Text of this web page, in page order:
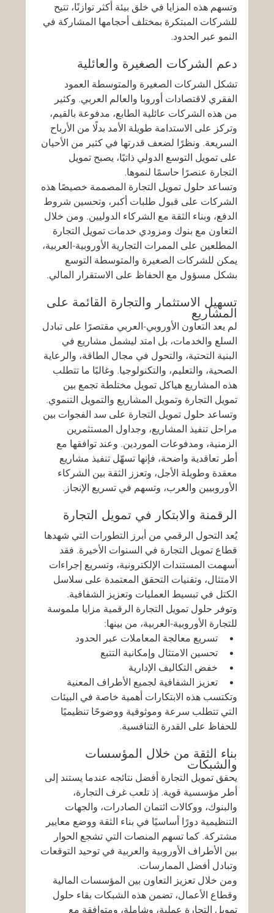
وتسهم هذه المزايا في خلق بيئة أكثر توازنًا، تتيح
للشركات المبتكرة بمختلف أحجامها المشاركة في
النمو عبر الحدود.
دعم الشركات الصغيرة والعائلية
تشكل الشركات الصغيرة والمتوسطة العمود
الفقري لاقتصادات أوروبا والعالم العربي. وكثير
من هذه الشركات عائلية الطابع، مدفوعة بالقيم،
وتركز على الاستدامة طويلة الأمد بدلًا من الأرباح
السريعة. ونظرًا لضعف قدرتها في كثير من الأحيان
على تمويل التوسع الدولي ذاتيًا، يصبح تمويل
التجارة عنصرًا حاسمًا لنموها.
وتساعد حلول تمويل التجارة المصممة خصيصًا هذه
الشركات على قبول طلبات أكبر، وتحسين شروط
الدفع، وبناء الثقة مع الشركاء الدوليين. ومن خلال
التعاون مع بنوك ومزودي خدمات تمويل التجارة
المطلعين على الممرات التجارية الأوروبية-العربية،
يمكن للشركات الصغيرة والمتوسطة التوسع
بشكل مسؤول مع الحفاظ على الاستقرار المالي.
تسهيل الاستثمار والتجارة القائمة على
المشاريع
لم يعد التعاون الأوروبي-العربي مقتصرًا على تبادل
السلع والخدمات، بل امتد ليشمل مشاريع في
البنية التحتية، والتحول في مجال الطاقة، والرعاية
الصحية، والتعليم، والتكنولوجيا. وغالبًا ما تتطلب
هذه المشاريع هياكل تمويل مختلطة تجمع بين
تمويل التجارة وتمويل المشاريع والتمويل التنموي.
وتساعد حلول تمويل التجارة على سد الفجوات بين
مراحل تنفيذ المشاريع، وجداول المستثمرين
الزمنية، ومدفوعات الموردين. وعند توافقها مع
أطر تعاقدية واضحة، فإنها تسهّل تنفيذ مشاريع
معقدة وطويلة الأجل، وتعزز الثقة بين الشركاء
الأوروبيين والعرب، وتسهم في تسريع الإنجاز.
الرقمنة والابتكار في تمويل التجارة
يُعد التحول الرقمي من أبرز التطورات التي شهدها
قطاع تمويل التجارة في السنوات الأخيرة. فقد
أسهمت المستندات الإلكترونية، وتسريع إجراءات
الامتثال، وتقنيات التحقق المعتمدة على سلاسل
الكتل في تبسيط العمليات وتعزيز الشفافية.
وتوفر حلول تمويل التجارة الرقمية مزايا ملموسة
للتجارة الأوروبية-العربية، من بينها:
تسريع معالجة المعاملات عبر الحدود
تحسين الامتثال وإمكانية التتبع
خفض التكاليف الإدارية
تعزيز الشفافية لجميع الأطراف المعنية
وتكتسب هذه الابتكارات أهمية خاصة في البيئات
التي تتطلب سرعة وموثوقية ووضوحًا تنظيميًا
للحفاظ على القدرة التنافسية.
بناء الثقة من خلال المؤسسات
والشبكات
يحقق تمويل التجارة أفضل نتائجه عندما يستند إلى
أطر مؤسسية قوية. إذ تلعب غرف التجارة،
والبنوك، ووكالات ائتمان الصادرات، والجهات
التنظيمية دورًا أساسيًا في بناء الثقة ووضع معايير
مشتركة. كما تسهم المنصات التي تشجع الحوار
بين الأطراف الأوروبية والعربية في توحيد التوقعات
وتبادل أفضل الممارسات.
ومن خلال تعزيز التعاون بين المؤسسات المالية
وقطاع الأعمال، تضمن هذه الشبكات بقاء حلول
تمويل التجارة عملية، وشاملة، ومتوافقة مع